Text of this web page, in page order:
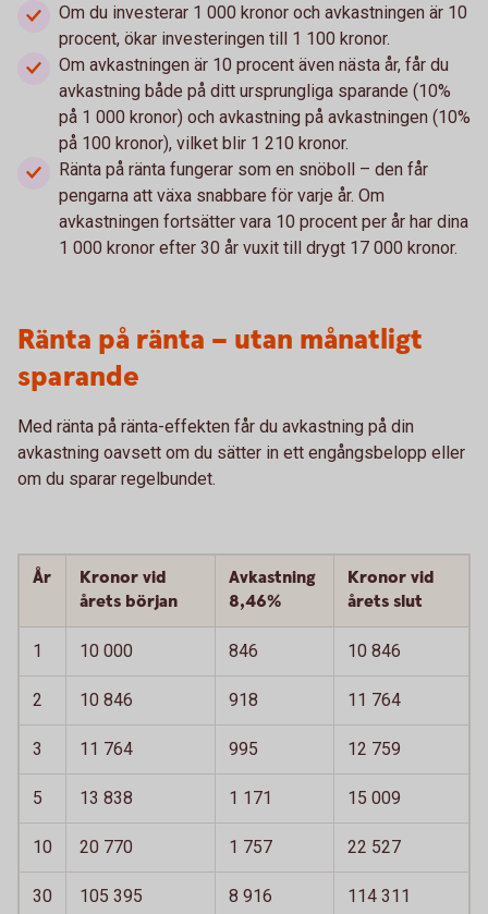
Om du investerar 1 000 kronor och avkastningen är 10
procent, ökar investeringen till 1 100 kronor.
Om avkastningen är 10 procent även nästa år, får du
avkastning både på ditt ursprungliga sparande (10%
på 1 000 kronor) och avkastning på avkastningen (10%
på 100 kronor), vilket blir 1 210 kronor.
Ränta på ränta fungerar som en snöboll – den får
pengarna att växa snabbare för varje år. Om
avkastningen fortsätter vara 10 procent per år har dina
1 000 kronor efter 30 år vuxit till drygt 17 000 kronor.
Ränta på ränta – utan månatligt
sparande
Med ränta på ränta-effekten får du avkastning på din
avkastning oavsett om du sätter in ett engångs­belopp eller
om du sparar regelbundet.
År
Kronor vid
årets början
Avkastning
8,46%
Kronor vid
årets slut
1 10 000 846 10 846
2 10 846 918 11 764
3 11 764 995 12 759
5 13 838 1 171 15 009
10 20 770 1 757 22 527
30 105 395 8 916 114 311